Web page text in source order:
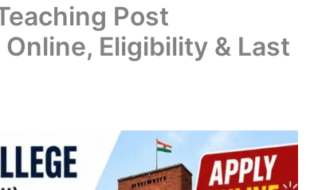
Post
Eligibility & Last